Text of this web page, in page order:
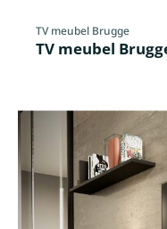
TV meubel Brugge
TV meubel